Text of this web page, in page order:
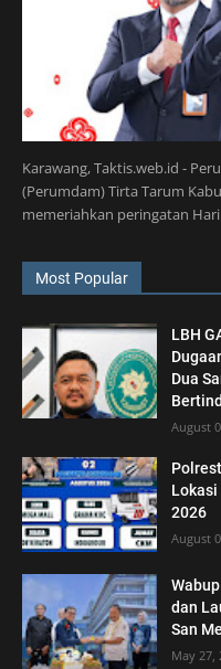
Karawang, Taktis.web.id -
(Perumdam) Tirta Tarum
memeriahkan peringatan
Most Popular
LBH
Dua
August
2026
August
dan
San
May 27,